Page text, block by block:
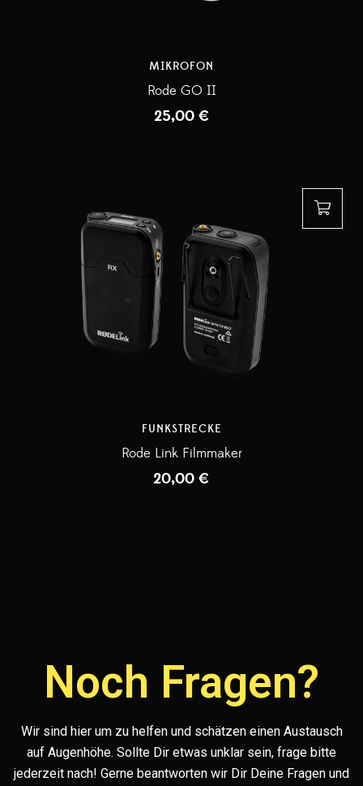
MIKROFON
Rode GO II
25,00 €
FUNKSTRECKE
Rode Link Filmmaker
20,00 €
Noch Fragen?
Wir sind hier um zu helfen und schätzen einen Austausch
auf Augenhöhe. Sollte Dir etwas unklar sein, frage bitte
jederzeit nach! Gerne beantworten wir Dir Deine Fragen und